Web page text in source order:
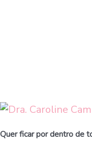
Quer ficar por dentro de